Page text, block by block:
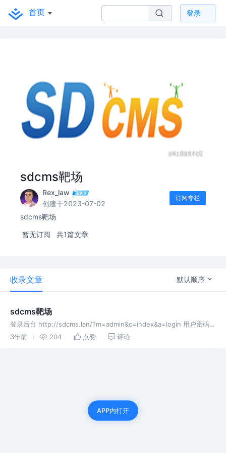
首页 登录
sdcms靶场
Rex_law
创建于2023-07-02
订阅专栏
sdcms靶场
暂无订阅 共1篇文章
收录文章 默认顺序
sdcms靶场
登录后台 http://sdcms.lan/?m=admin&c=index&a=login 用户密码
admin 上传漏洞分析 第一次 上传一个正儿八经的Png文件 可以上传并
3年前 204 点赞 评论
APP内打开